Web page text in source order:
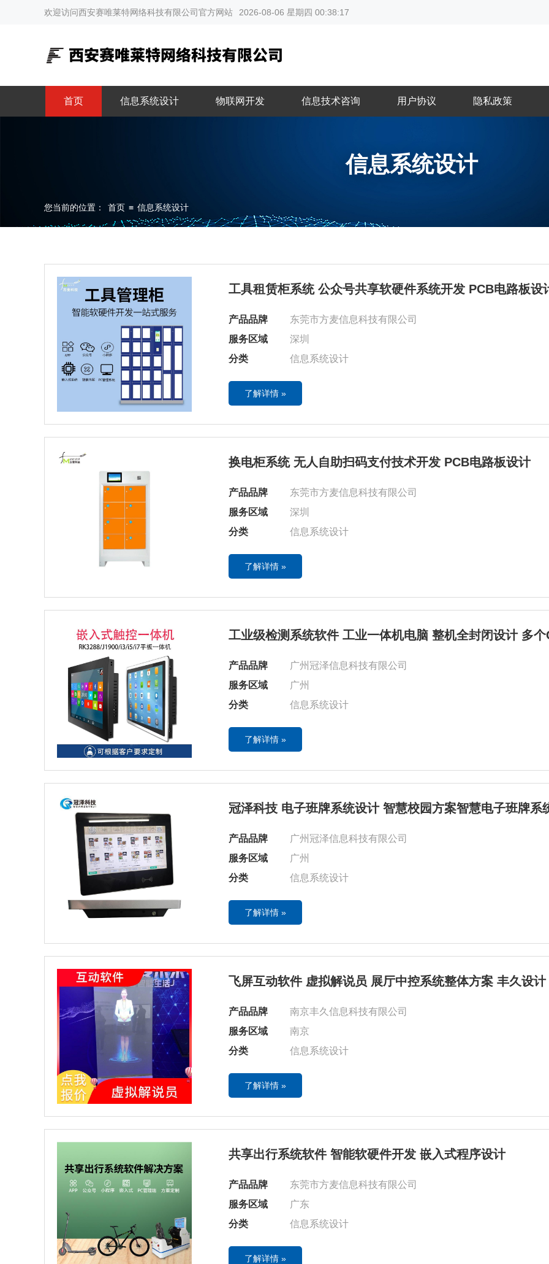
欢迎访问西安赛唯莱特网络科技有限公司官方网站 2026-08-06 星期四 00:38:18
首页 信息系统设计 物联网开发 信息技术咨询 用户协议 隐私政策
信息系统设计
您当前的位置： 首页 ≡ 信息系统设计
工具租赁柜系统 公众号共享软硬件系统开发 PCB电路板设
产品品牌
东莞市方麦信息科技有限公司
服务区域
深圳
分类
信息系统设计
了解详情 »
换电柜系统 无人自助扫码支付技术开发 PCB电路板设计
产品品牌
东莞市方麦信息科技有限公司
服务区域
深圳
分类
信息系统设计
了解详情 »
工业级检测系统软件 工业一体机电脑 整机全封闭设计 多
产品品牌
广州冠泽信息科技有限公司
服务区域
广州
分类
信息系统设计
了解详情 »
冠泽科技 电子班牌系统设计 智慧校园方案智慧电子班牌系
产品品牌
广州冠泽信息科技有限公司
服务区域
广州
分类
信息系统设计
了解详情 »
飞屏互动软件 虚拟解说员 展厅中控系统整体方案 丰久设计
产品品牌
南京丰久信息科技有限公司
服务区域
南京
分类
信息系统设计
了解详情 »
共享出行系统软件 智能软硬件开发 嵌入式程序设计
产品品牌
东莞市方麦信息科技有限公司
服务区域
广东
分类
信息系统设计
了解详情 »